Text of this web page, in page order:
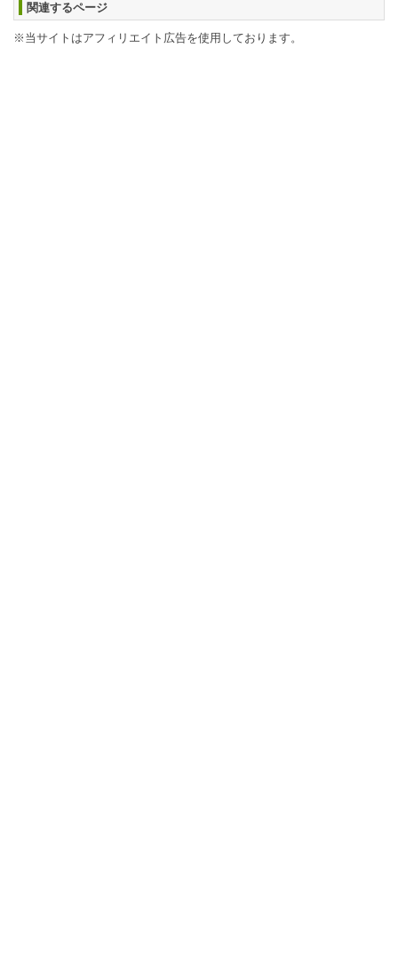
関連するページ
※当サイトはアフィリエイト広告を使用しております。